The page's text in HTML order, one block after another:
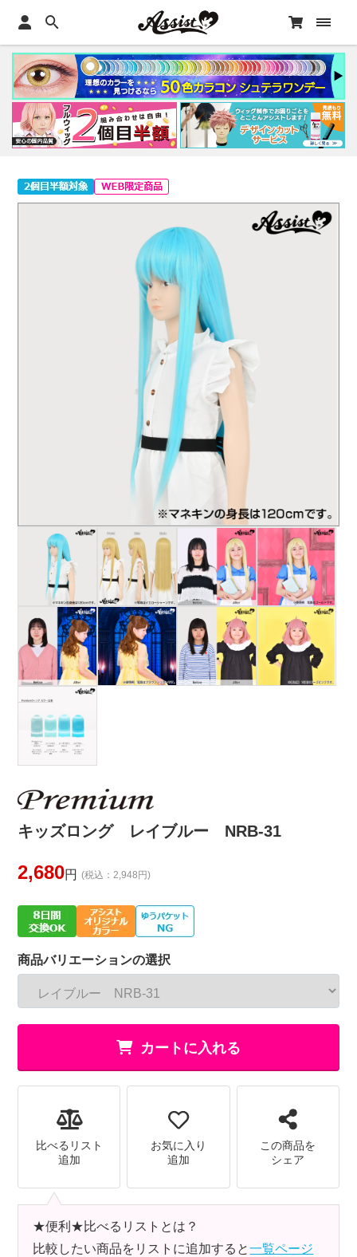
キッズロング レイブルー NRB-31
2,680円 (税込：2,948円)
商品バリエーションの選択
カートに入れる
比べるリスト
追加
お気に入り
追加
この商品を
シェア
★便利★比べるリストとは？
比較したい商品をリストに追加すると一覧ページ